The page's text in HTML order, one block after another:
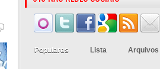
Populares Lista Arquivos